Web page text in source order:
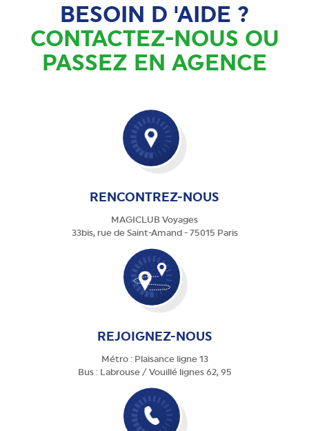
BESOIN D 'AIDE ?
CONTACTEZ-NOUS OU
PASSEZ EN AGENCE
RENCONTREZ-NOUS
MAGICLUB Voyages
33bis, rue de Saint-Amand - 75015 Paris
REJOIGNEZ-NOUS
Métro : Plaisance ligne 13
Bus : Labrouse / Vouillé lignes 62, 95